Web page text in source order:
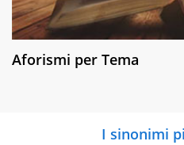
Aforismi per Tema
I sinonimi